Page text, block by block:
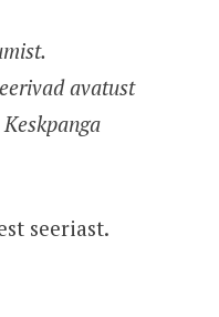
avatust
seeriast.